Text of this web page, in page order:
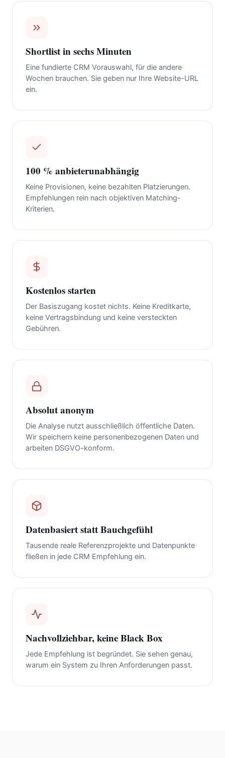
Shortlist in sechs Minuten
Eine fundierte CRM Vorauswahl, für die andere
Wochen brauchen. Sie geben nur Ihre Website-URL
ein.
100 % anbieterunabhängig
Keine Provisionen, keine bezahlten Platzierungen.
Empfehlungen rein nach objektiven Matching-
Kriterien.
Kostenlos starten
Der Basiszugang kostet nichts. Keine Kreditkarte,
keine Vertragsbindung und keine versteckten
Gebühren.
Absolut anonym
Die Analyse nutzt ausschließlich öffentliche Daten.
Wir speichern keine personenbezogenen Daten und
arbeiten DSGVO-konform.
Datenbasiert statt Bauchgefühl
Tausende reale Referenzprojekte und Datenpunkte
fließen in jede CRM Empfehlung ein.
Nachvollziehbar, keine Black Box
Jede Empfehlung ist begründet. Sie sehen genau,
warum ein System zu Ihren Anforderungen passt.